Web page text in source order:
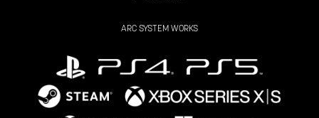
ARC SYSTEM WORKS